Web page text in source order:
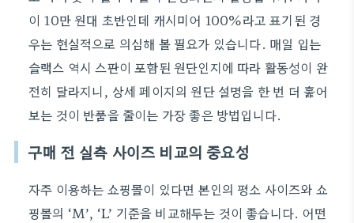
이 10만 원대 초반인데 캐시미어 100%라고 표기된 경
우는 현실적으로 의심해 볼 필요가 있습니다. 매일 입는
슬랙스 역시 스판이 포함된 원단인지에 따라 활동성이 완
전히 달라지니, 상세 페이지의 원단 설명을 한 번 더 훑어
보는 것이 반품을 줄이는 가장 좋은 방법입니다.
구매 전 실측 사이즈 비교의 중요성
자주 이용하는 쇼핑몰이 있다면 본인의 평소 사이즈와 쇼
핑몰의 ‘M’, ‘L’ 기준을 비교해두는 것이 좋습니다. 어떤